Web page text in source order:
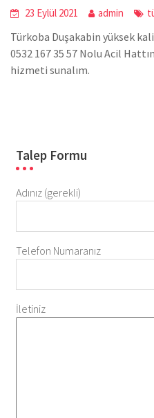
23 Eylül 2021 admin
Türkoba Duşakabin yüksek
0532 167 35 57 Nolu Acil
hizmeti sunalım.
Talep Formu
Adınız (gerekli)
Telefon Numaranız
İletiniz